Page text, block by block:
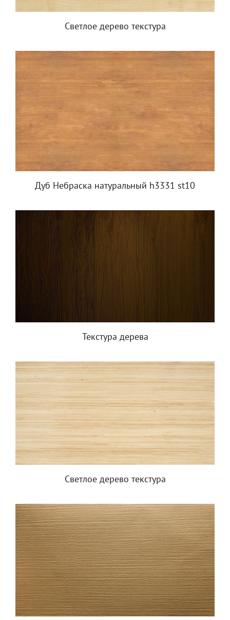
Светлое дерево текстура
Дуб Небраска натуральный h3331 st10
Текстура дерева
Светлое дерево текстура